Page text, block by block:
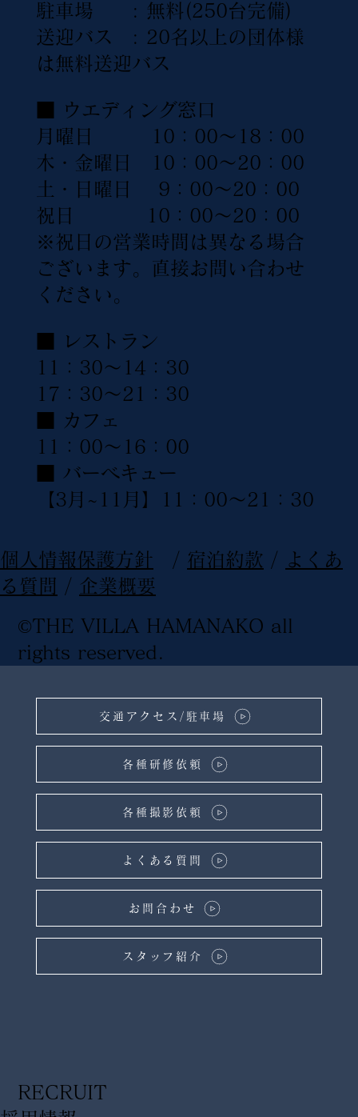
©THE VILLA HAMANAKO all
rights reserved .
駐車場 : 無料(250台完備)
送迎バス : 20名以上の団体様
は無料送迎バス
■ ウエディング窓口
月曜日 10：00〜18：00
木・金曜日 10：00〜20：00
土・日曜日 9：00〜20：00
祝日 10：00〜20：00
※祝日の営業時間は異なる場合
ございます。直接お問い合わせ
ください。
​個人情報保護方針 / 宿泊約款 / よくあ
る質問
/ 企業概要
■ レストラン
11：30〜14：30
17：30〜21：30
■ カフェ
11：00〜16：00
■ バーベキュー
【3月~11月】11：00〜21：30
よくある質問
スタッフ紹介
お問合わせ
各種撮影依頼
各種研修依頼
交通アクセス/駐車場
RECRUIT